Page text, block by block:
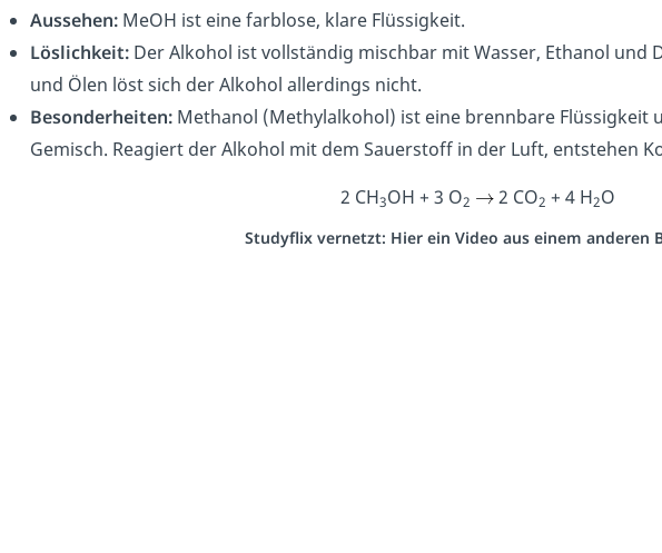
Aussehen: MeOH ist eine farblose, klare Flüssigkeit.
Löslichkeit: Der Alkohol ist vollständig mischbar mit Wasser, Ethanol und
und Ölen löst sich der Alkohol allerdings nicht.
Besonderheiten: Methanol (Methylalkohol) ist eine brennbare Flüssigkeit
Gemisch. Reagiert der Alkohol mit dem Sauerstoff in der Luft, entstehen
2 CH3OH + 3 O2 2 CO2 + 4 H2O
Studyflix vernetzt: Hier ein Video aus einem anderen